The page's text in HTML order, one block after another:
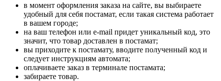
в момент оформления заказа на сайте, вы выбираете
удобный для себя постамат, если такая система работает
в вашем городе;
на ваш телефон или e-mail придет уникальный код, это
значит, что товар доставлен в постамат;
вы приходите к постамату, вводите полученный код и
следует инструкциям автомата;
оплачиваете заказ в терминале постамата;
забираете товар.